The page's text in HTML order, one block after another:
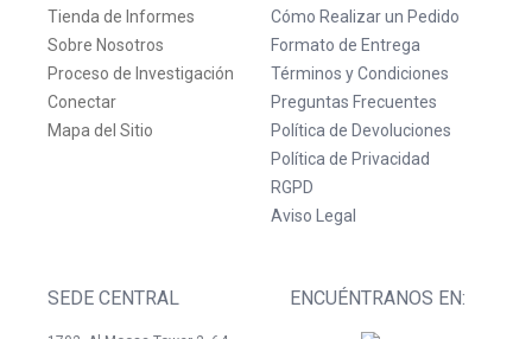
Tienda de Informes
Sobre Nosotros
Proceso de Investigación
Conectar
Mapa del Sitio
Cómo Realizar un Pedido
Formato de Entrega
Términos y Condiciones
Preguntas Frecuentes
Política de Devoluciones
Política de Privacidad
RGPD
Aviso Legal
SEDE CENTRAL ENCUÉNTRANOS EN: